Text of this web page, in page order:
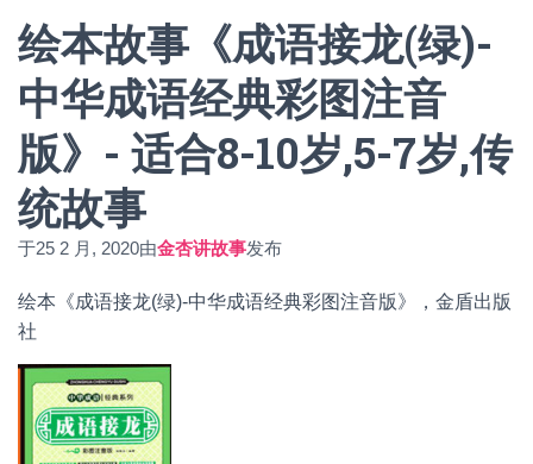
绘本故事《成语接龙(绿)-
中华成语经典彩图注音
版》- 适合8-10岁,5-7岁,传
统故事
于25 2 月, 2020由金杏讲故事发布
绘本《成语接龙(绿)-中华成语经典彩图注音版》，金盾出版
社